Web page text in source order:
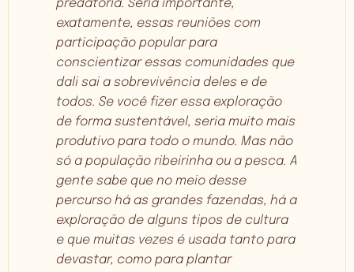
predatória. Seria importante,
exatamente, essas reuniões com
participação popular para
conscientizar essas comunidades que
dali sai a sobrevivência deles e de
todos. Se você fizer essa exploração
de forma sustentável, seria muito mais
produtivo para todo o mundo. Mas não
só a população ribeirinha ou a pesca. A
gente sabe que no meio desse
percurso há as grandes fazendas, há a
exploração de alguns tipos de cultura
e que muitas vezes é usada tanto para
devastar, como para plantar